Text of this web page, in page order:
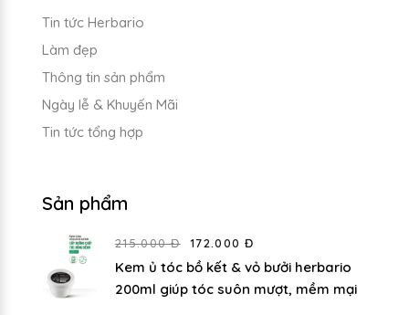
Tin tức Herbario
Làm đẹp
Thông tin sản phẩm
Ngày lễ & Khuyến Mãi
Tin tức tổng hợp
Sản phẩm
215.000 Đ 172.000 Đ
Kem ủ tóc bồ kết & vỏ bưởi herbario
200ml giúp tóc suôn mượt, mềm mại